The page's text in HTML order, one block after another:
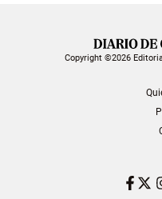
Copyright ©2026